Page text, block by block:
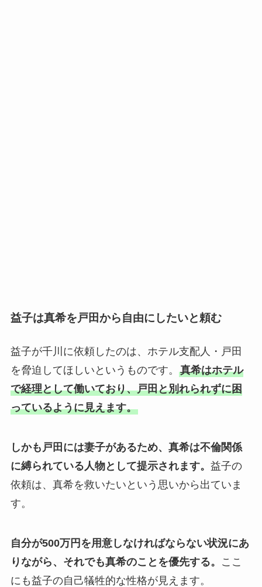
益子は真希を戸田から自由にしたいと頼む
益子が千川に依頼したのは、ホテル支配人・戸田
を脅迫してほしいというものです。 真希はホテル
で経理として働いており、戸田と別れられずに困
っているように見えます。
しかも戸田には妻子があるため、真希は不倫関係
に縛られている人物として提示されます。 益子の
依頼は、真希を救いたいという思いから出ていま
す。
自分が500万円を用意しなければならない状況にあ
りながら、それでも真希のことを優先する。
ここ
にも益子の自己犠牲的な性格が見えます。